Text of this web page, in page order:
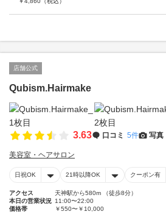
店舗公式
Qubism.Hairmake
3.63 口コミ 5件 写真
美容室・ヘアサロン
日祝OK 21時以降OK クーポン有
アクセス
天神駅から580m （徒歩8分）
本日の営業状況 11:00〜22:00
価格帯
￥550〜￥10,000